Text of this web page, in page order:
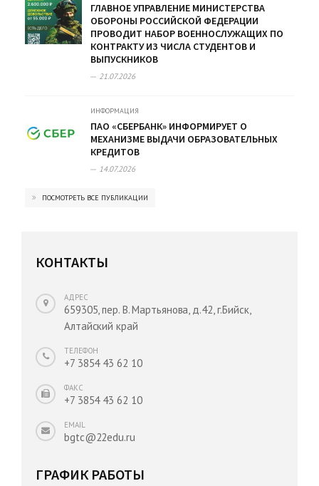
ГЛАВНОЕ УПРАВЛЕНИЕ МИНИСТЕРСТВА
ОБОРОНЫ РОССИЙСКОЙ ФЕДЕРАЦИИ
ПРОВОДИТ НАБОР ВОЕННОСЛУЖАЩИХ ПО
КОНТРАКТУ ИЗ ЧИСЛА СТУДЕНТОВ И
ВЫПУСКНИКОВ
21.07.2026
ИНФОРМАЦИЯ
ПАО «СБЕРБАНК» ИНФОРМИРУЕТ О
МЕХАНИЗМЕ ВЫДАЧИ ОБРАЗОВАТЕЛЬНЫХ
КРЕДИТОВ
14.07.2026
ПОСМОТРЕТЬ ВСЕ ПУБЛИКАЦИИ
КОНТАКТЫ
АДРЕС
659305, пер. В. Мартьянова, д.42, г.Бийск,
Алтайский край
ТЕЛЕФОН
+7 3854 43 62 10
ФАКС
+7 3854 43 62 10
EMAIL
bgtc@22edu.ru
ГРАФИК РАБОТЫ